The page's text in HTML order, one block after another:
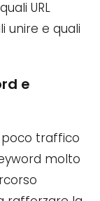
URL
unire e quali
e
traffico
molto